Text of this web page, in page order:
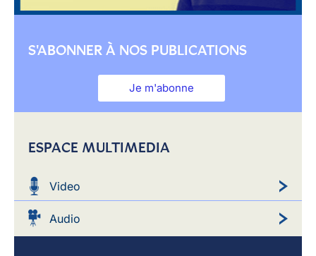
S'ABONNER À NOS PUBLICATIONS
Je m'abonne
ESPACE MULTIMEDIA
Video
Audio